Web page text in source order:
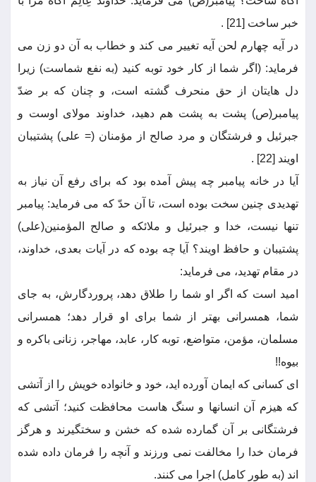
خبر ساخت [21] .
در آیه چهارم لحن آیه تغییر می کند و خطاب به آن دو زن می
فرماید: (اگر شما از کار خود توبه کنید (به نفع شماست) زیرا
دل هایتان از حق منحرف گشته است، و چنان که بر ضدّ
پیامبر(ص) پشت به پشت هم دهید، خداوند مولای اوست و
جبرئیل و فرشتگان و مرد صالح از مؤمنان (= علی) پشتیبان
اویند [22] .
آیا در خانه پیامبر چه پیش آمده بود که برای رفع آن نیاز به
تهدیدی چنین سخت بوده است، تا آن حدّ که می فرماید: پیامبر
تنها نیست، خدا و جبرئیل و ملائکه و صالح المؤمنین(علی)
پشتیبان و حافظ اویند؟ آیا چه بوده که در آیات بعدی، خداوند،
در مقام تهدید، می فرماید:
امید است که اگر او شما را طلاق دهد، پروردگارش، به جای
شما، همسرانی بهتر از شما برای او قرار دهد؛ همسرانی
مسلمان، مؤمن، متواضع، توبه کار، عابد، مهاجر، زنانی باکره و
بیوه!!
ای کسانی که ایمان آورده اید، خود و خانواده خویش را از آتشی
که هیزم آن انسانها و سنگ هاست محافظت کنید؛ آتشی که
فرشتگانی بر آن گمارده شده که خشن و سختگیرند و هرگز
فرمان خدا را مخالفت نمی ورزند و آنچه را فرمان داده شده
اند (به طور کامل) اجرا می کنند.